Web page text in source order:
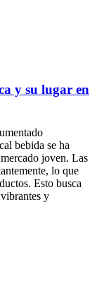
y su lugar en
bebida se ha
joven. Las
lo que
Esto busca
y